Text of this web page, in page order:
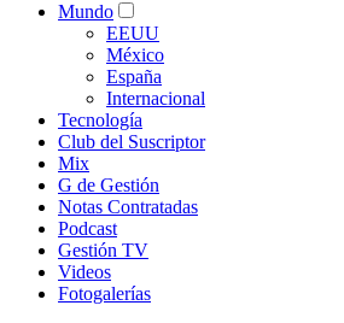
Mundo
EEUU
México
España
Internacional
Tecnología
Club del Suscriptor
Mix
G de Gestión
Notas Contratadas
Podcast
Gestión TV
Videos
Fotogalerías